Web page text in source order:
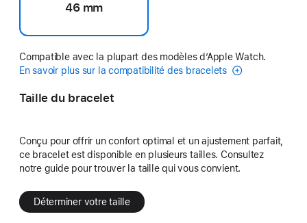
46 mm
Compatible avec la plupart des modèles d’Apple Watch.
En savoir plus sur la compatibilité des bracelets
Taille du bracelet
Conçu pour offrir un confort optimal et un ajustement parfait,
ce bracelet est disponible en plusieurs tailles. Consultez
notre guide pour trouver la taille qui vous convient.
Déterminer votre taille